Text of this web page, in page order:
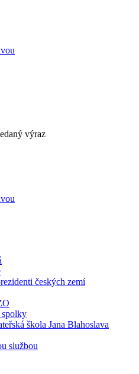
výraz
českých zemí
spolky
škola Jana Blahoslava
službou